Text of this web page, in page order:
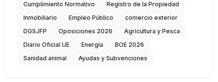
Cumplimiento Normativo
Registro de la Propiedad
Inmobiliario
Empleo Público
comercio exterior
DGSJFP
Oposiciones 2026
Agricultura y Pesca
Diario Oficial UE
Energía
BOE 2026
Sanidad animal
Ayudas y Subvenciones